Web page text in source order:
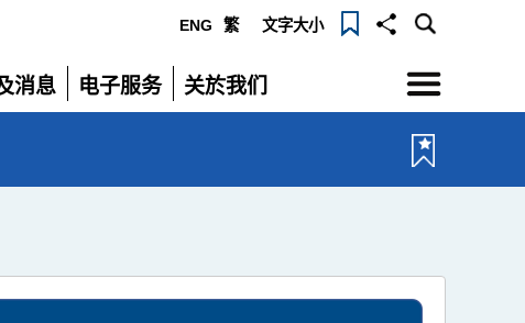
ENG 繁 文字大小
消息
电子服务
展
关於我们
展
选
单